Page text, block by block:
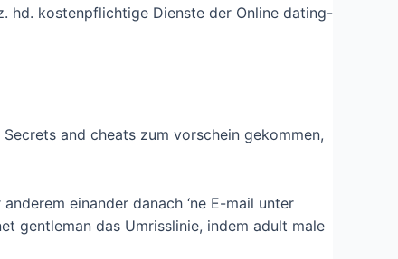
hd. kostenpflichtige Dienste der Online dating-
and cheats zum vorschein gekommen,
einander danach ‘ne E-mail unter
gentleman das Umrisslinie, indem adult male